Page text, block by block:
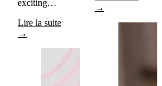
exciting…
Lire la suite
→
→